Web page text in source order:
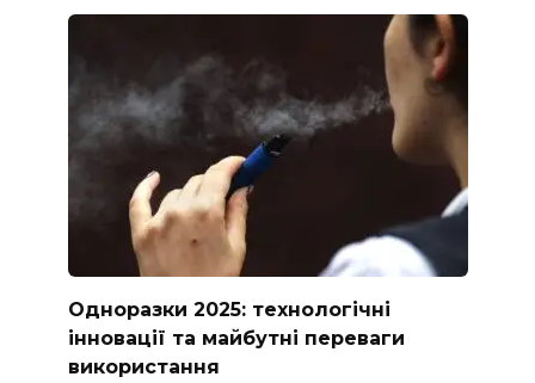
Одноразки 2025: технологічні
інновації та майбутні переваги
використання